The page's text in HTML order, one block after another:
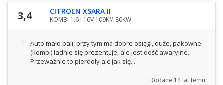
3,4 CITROEN XSARA II
KOMBI 1.6 I 16V 109KM 80KW
Auto mało pali, przy tym ma dobre osiągi, duże, pakowne
(kombi) ładnie się prezentuje, ale jest dość awaryjne.
Przeważnie to pierdoły ale jak się...
Dodane 14 lat temu